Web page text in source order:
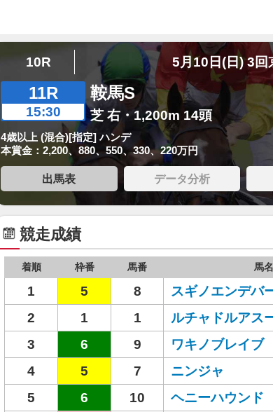
10R 5月10日(日) 3回
11R
15:30
鞍馬S
芝 右・1,200m 14頭
4歳以上 (混合)[指定] ハンデ
本賞金：2,200、880、550、330、220万円
出馬表 データ分析
競走成績
着順 枠番 馬番 馬名
1 5 8 スギノエンデバ
2
1 1 ルチャドルアス
3
6 9 ワキノブレイブ
4
5 7 ニンジャ
5
6 10 ヘニーハウンド